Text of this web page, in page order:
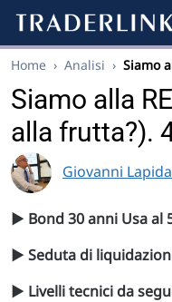
Home › Analisi › Siamo
Siamo alla
alla frutta?).
Giovanni
▶️ Bond 30 anni Usa al
▶️ Seduta di
▶️ Livelli tecnici da